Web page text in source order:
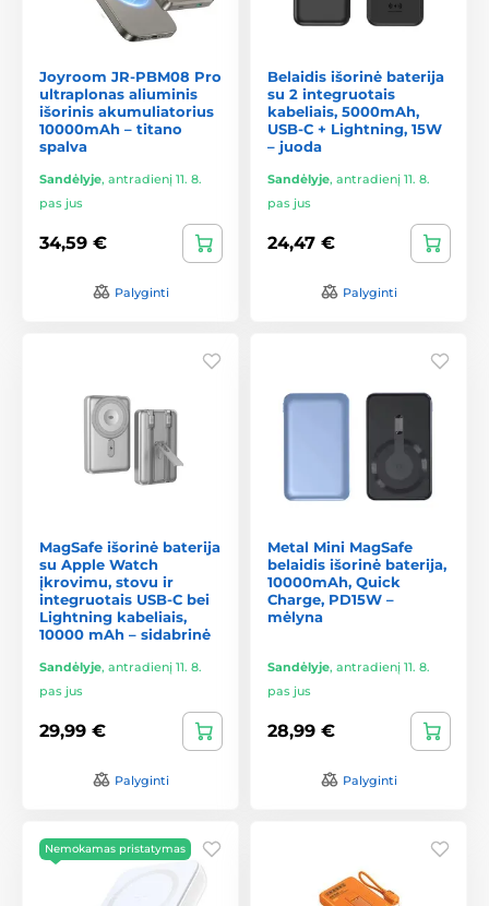
Joyroom JR-PBM08 Pro
ultraplonas aliuminis
išorinis akumuliatorius
10000mAh – titano
spalva
Sandėlyje, antradienį 11. 8.
pas jus
34,59 €
Palyginti
Belaidis išorinė baterija
su 2 integruotais
kabeliais, 5000mAh,
USB-C + Lightning, 15W
– juoda
Sandėlyje, antradienį 11. 8.
pas jus
24,47 €
Palyginti
MagSafe išorinė baterija
su Apple Watch
įkrovimu, stovu ir
integruotais USB-C bei
Lightning kabeliais,
10000 mAh – sidabrinė
Sandėlyje, antradienį 11. 8.
pas jus
29,99 €
Palyginti
Metal Mini MagSafe
belaidis išorinė baterija,
10000mAh, Quick
Charge, PD15W –
mėlyna
Sandėlyje, antradienį 11. 8.
pas jus
28,99 €
Palyginti
Nemokamas pristatymas